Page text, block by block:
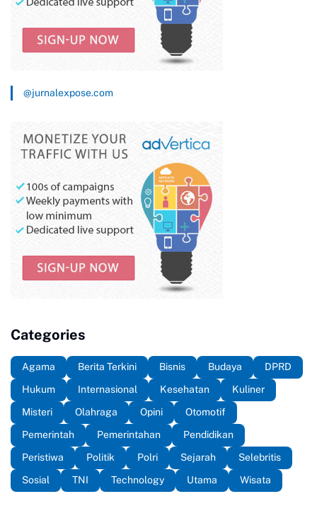
@jurnalexpose.com
Categories
Agama Berita Terkini Bisnis Budaya
DPRD
Hukum
Internasional Kesehatan
Kuliner
Misteri
Olahraga Opini
Otomotif
Pemerintah
Pemerintahan
Pendidikan
Peristiwa
Politik Polri Sejarah
Selebritis
Sosial
TNI Technology Utama Wisata